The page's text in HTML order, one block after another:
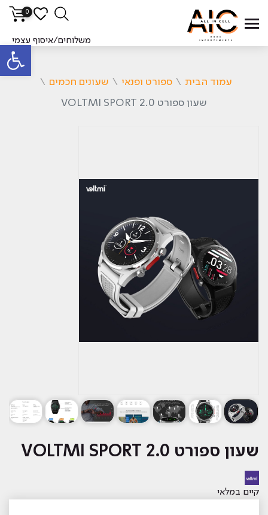
פתח
0
משלוחים/איסוף עצמי
עמוד הבית \ ספורט ופנאי \ שעונים חכמים \
שעון ספורט VOLTMI SPORT 2.0
שעון ספורט VOLTMI SPORT 2.0
קיים במלאי